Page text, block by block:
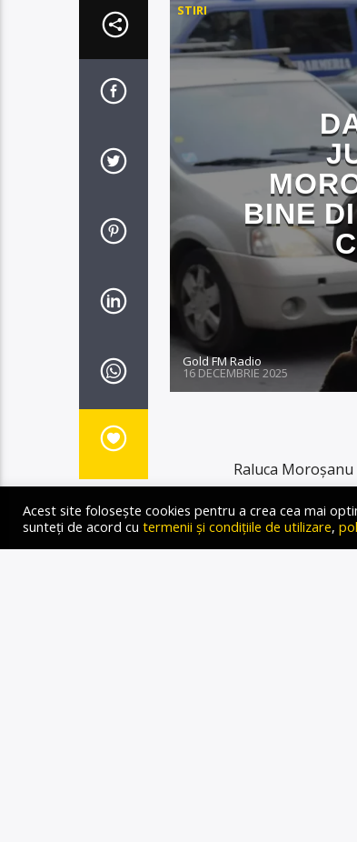
STIRI
BINE
Gold FM Radio
16 DECEMBRIE 2025
Raluca
închisoare cu
activitate în
Acest site folosește cookies pentru a crea cea mai
sunteți de acord cu termenii și condițiile de utilizare,